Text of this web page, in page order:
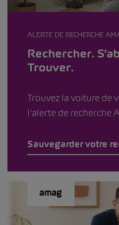
ALERTE DE RECHERCHE
Rechercher.
Trouver.
Trouvez la voiture de
l’alerte de recherche
Sauvegarder votre